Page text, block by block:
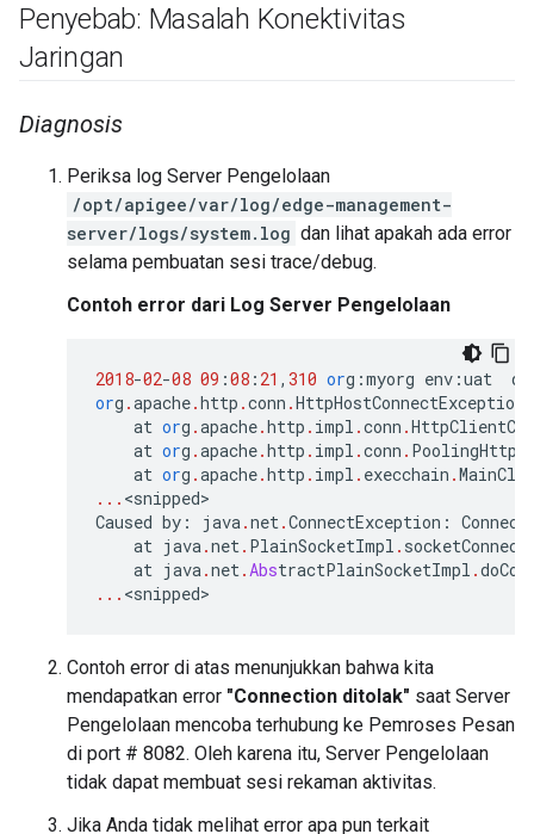
Penyebab: Masalah Konektivitas
Jaringan
Diagnosis
Periksa log Server Pengelolaan
/opt/apigee/var/log/edge-management-
server/logs/system.log dan lihat apakah ada error
selama pembuatan sesi trace/debug.
Contoh error dari Log Server Pengelolaan
2018-02-08 09 :08 : 21 , 310 org :myorg env :uat
org .apache.http .conn .HttpHostConnectException
at org .apache.http . impl .conn .
at org .apache.http . impl .conn .
at org .apache.http . impl . execchain .
... <snipped
Caused by : java .net .ConnectException :
at java .net . PlainSocketImpl . socketConnect
at java .net . AbstractPlainSocketImpl .
... <snipped
Contoh error di atas menunjukkan bahwa kita
mendapatkan error "Connection ditolak" saat Server
Pengelolaan mencoba terhubung ke Pemroses Pesan
di port # 8082. Oleh karena itu, Server Pengelolaan
tidak dapat membuat sesi rekaman aktivitas.
Jika Anda tidak melihat error apa pun terkait